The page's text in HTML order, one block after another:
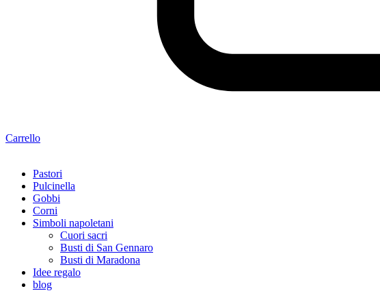
Carrello
Pastori
Pulcinella
Gobbi
Corni
Simboli napoletani
Cuori sacri
Busti di San Gennaro
Busti di Maradona
Idee regalo
blog